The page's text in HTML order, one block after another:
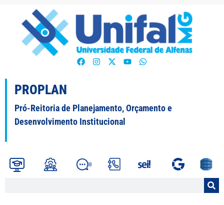
PROPLAN
Pró-Reitoria de Planejamento, Orçamento e
Desenvolvimento Institucional